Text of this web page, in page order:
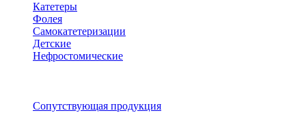
Катетеры
Фолея
Самокатетеризации
Детские
Нефростомические
Сопутствующая продукция